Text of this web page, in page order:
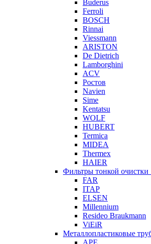
Buderus
Ferroli
BOSCH
Rinnai
Viessmann
ARISTON
De Dietrich
Lamborghini
ACV
Ростов
Navien
Sime
Kentatsu
WOLF
HUBERT
Termica
MIDEA
Thermex
HAIER
Фильтры тонкой очистки
FAR
ITAP
ELSEN
Millennium
Resideo Braukmann
ViEiR
Металлопластиковые
APE